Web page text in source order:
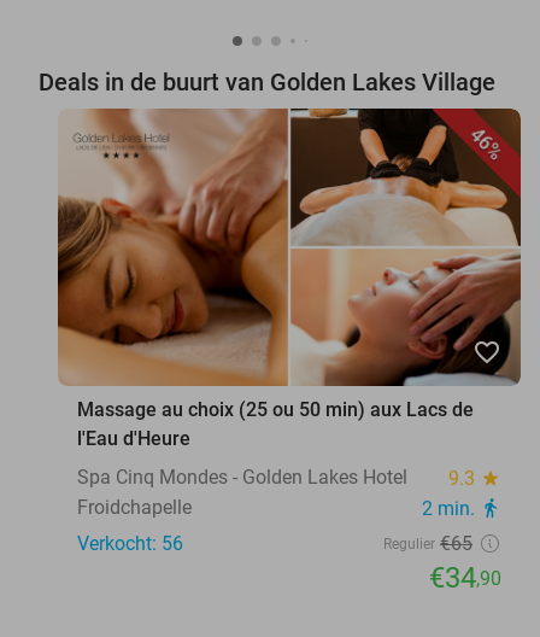
Deals in de buurt van Golden Lakes Village
46%
favorite_border
Massage au choix (25 ou 50 min) aux Lacs de
l'Eau d'Heure
Spa Cinq Mondes - Golden Lakes Hotel
9.3 star
Froidchapelle 2 min. directions_walk
Verkocht: 56 Regulier €65
€34,90